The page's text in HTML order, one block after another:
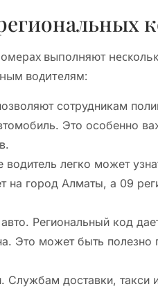
выполняют
водителям:
сотрудникам
Это особенно
легко может
на город Алматы, а 09
Региональный код
Это может быть
Службам доставки,